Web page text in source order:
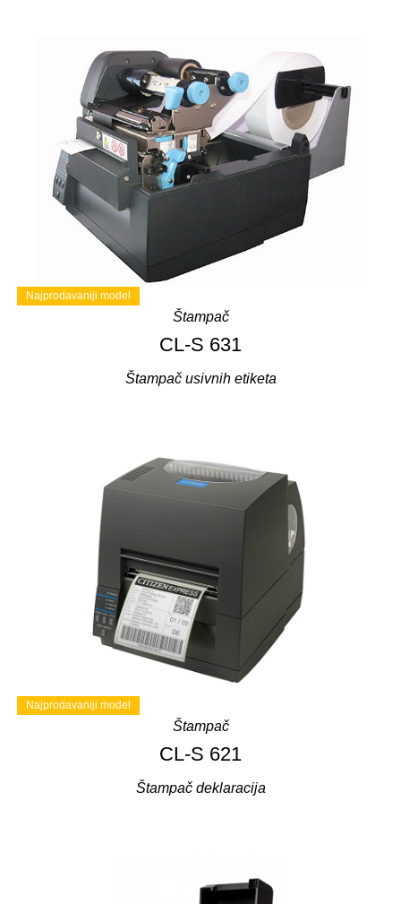
Najprodavaniji model
Štampač
CL-S 631
Štampač usivnih etiketa
Najprodavaniji model
Štampač
CL-S 621
Štampač deklaracija